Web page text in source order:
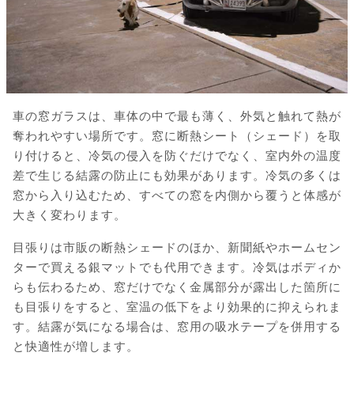
車の窓ガラスは、車体の中で最も薄く、外気と触れて熱が
奪われやすい場所です。窓に断熱シート（シェード）を取
り付けると、冷気の侵入を防ぐだけでなく、室内外の温度
差で生じる結露の防止にも効果があります。冷気の多くは
窓から入り込むため、すべての窓を内側から覆うと体感が
大きく変わります。
目張りは市販の断熱シェードのほか、新聞紙やホームセン
ターで買える銀マットでも代用できます。冷気はボディか
らも伝わるため、窓だけでなく金属部分が露出した箇所に
も目張りをすると、室温の低下をより効果的に抑えられま
す。結露が気になる場合は、窓用の吸水テープを併用する
と快適性が増します。